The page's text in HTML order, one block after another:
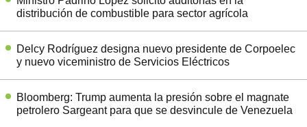
distribución de combustible para sector agrícola
Delcy Rodríguez designa nuevo presidente de Corpoelec
y nuevo viceministro de Servicios Eléctricos
Bloomberg: Trump aumenta la presión sobre el magnate
petrolero Sargeant para que se desvincule de Venezuela